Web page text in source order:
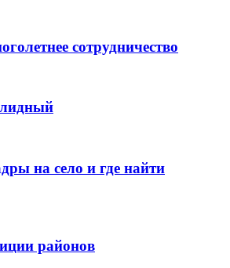
сотрудничество
на село и где найти
районов